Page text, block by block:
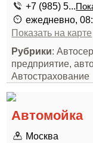
+7 (985) 5...
ежедневно,
Показать на карте
Рубрики:
предприятие,
Автострахование
Автомойка
Москва